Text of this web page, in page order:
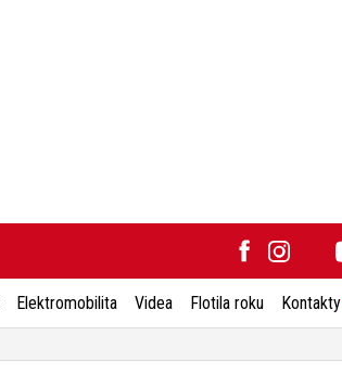
Elektromobilita Videa Flotila roku Kontakty